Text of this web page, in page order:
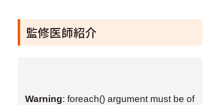
監修医師紹介
Warning: foreach() argument must be of